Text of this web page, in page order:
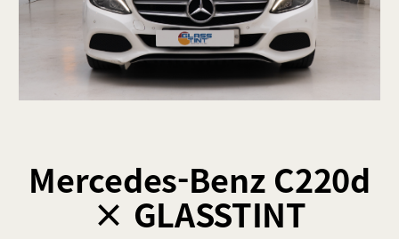
Shure X
Camo
CONTACT US
Mercedes-Benz C220d
× GLASSTINT